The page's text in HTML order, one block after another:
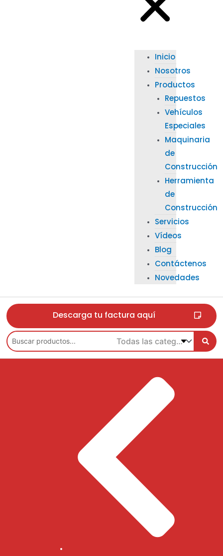
Inicio
Nosotros
Productos
Repuestos
Vehículos
Especiales
Maquinaria
de
Construcción
Herramienta
de
Construcción
Servicios
Vídeos
Blog
Contáctenos
Novedades
Descarga tu factura aquí